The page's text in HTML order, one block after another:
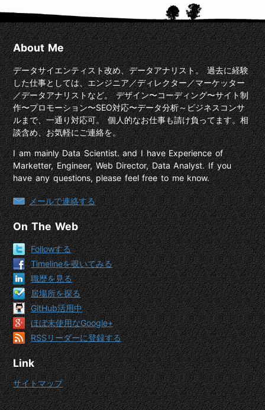
About Me
データサイエンティスト改め、データアナリスト。 過去に経験
した仕事としては、エンジニア／ディレクター／マーケッター
／データアナリストなど。 デザイン〜コーディング〜サイト制
作〜プロモーション〜SEO対応〜データ分析～ビジネスコンサ
ルまで、一通り対応可。 個人的なお仕事も請け負ってます。相
談含め、お気軽にご連絡を。
I am mainly Data Scientist. and I have Experience of
Marketter, Engineer, Web Director, Data Analyst. If you
have any questions, please feel free to me know.
メールで連絡する
On The Web
Followする
Timelineを覗いてみる
職歴を見る
居場所を探る
GitHub活用中
ほぼ未使用なGoogle+
RSSリーダーに登録する
Link
サイトマップ